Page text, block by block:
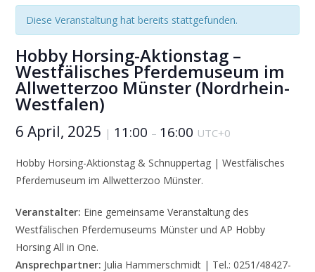
Diese Veranstaltung hat bereits stattgefunden.
Hobby Horsing-Aktionstag –
Westfälisches Pferdemuseum im
Allwetterzoo Münster (Nordrhein-
Westfalen)
6 April, 2025 | 11:00 – 16:00 UTC+0
Hobby Horsing-Aktionstag & Schnuppertag | Westfälisches
Pferdemuseum im Allwetterzoo Münster.
Veranstalter: Eine gemeinsame Veranstaltung des
Westfälischen Pferdemuseums Münster und AP Hobby
Horsing All in One.
Ansprechpartner: Julia Hammerschmidt | Tel.: 0251/48427-